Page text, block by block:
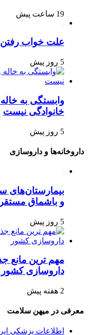
19 ساعت پیش
علت خواب
5 روز پیش
وابستگی به
خانوادگی نیست
5 روز پیش
داروخانه‌ها و داروسازی
بیمارستان‌های
و باشماق
5 روز پیش
مهم ترین
داروسازی کشور
2 هفته پیش
معرفی در میهن سلامت
اطلاعات پزشکی